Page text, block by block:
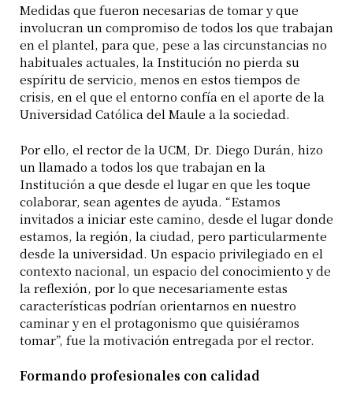
Medidas que fueron necesarias de tomar y que
involucran un compromiso de todos los que trabajan
en el plantel, para que, pese a las circunstancias no
habituales actuales, la Institución no pierda su
espíritu de servicio, menos en estos tiempos de
crisis, en el que el entorno confía en el aporte de la
Universidad Católica del Maule a la sociedad.
Por ello, el rector de la UCM, Dr. Diego Durán, hizo
un llamado a todos los que trabajan en la
Institución a que desde el lugar en que les toque
colaborar, sean agentes de ayuda. “Estamos
invitados a iniciar este camino, desde el lugar donde
estamos, la región, la ciudad, pero particularmente
desde la universidad. Un espacio privilegiado en el
contexto nacional, un espacio del conocimiento y de
la reflexión, por lo que necesariamente estas
características podrían orientarnos en nuestro
caminar y en el protagonismo que quisiéramos
tomar”, fue la motivación entregada por el rector.
Formando profesionales con calidad